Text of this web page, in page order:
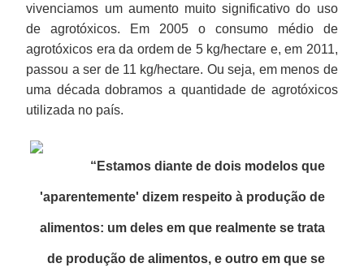
vivenciamos um aumento muito significativo do uso
de agrotóxicos. Em 2005 o consumo médio de
agrotóxicos era da ordem de 5 kg/hectare e, em 2011,
passou a ser de 11 kg/hectare. Ou seja, em menos de
uma década dobramos a quantidade de agrotóxicos
utilizada no país.
“Estamos diante de dois modelos que
'aparentemente' dizem respeito à produção de
alimentos: um deles em que realmente se trata
de produção de alimentos, e outro em que se